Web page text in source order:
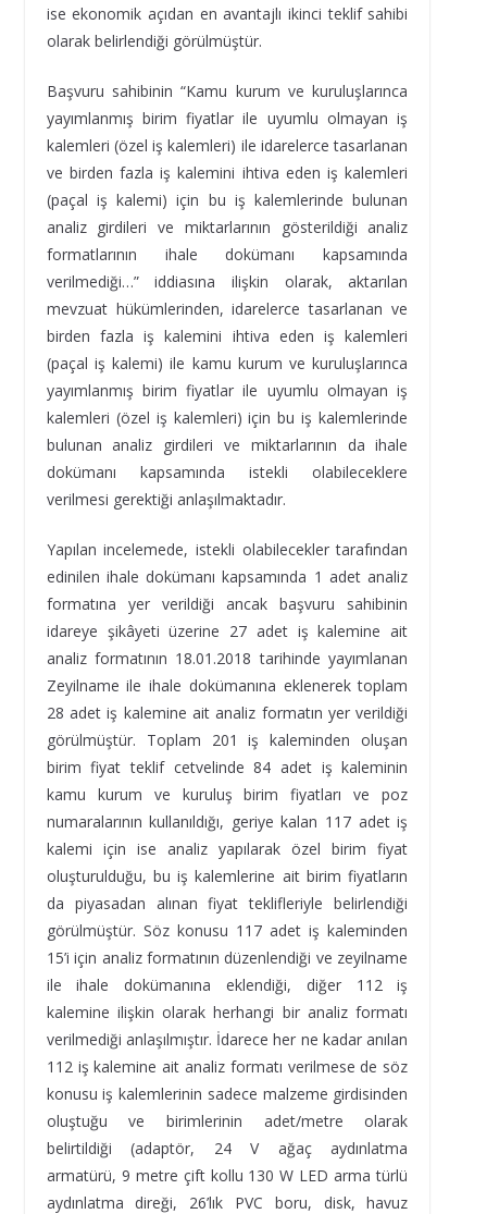
ise ekonomik açıdan en avantajlı ikinci teklif sahibi
olarak belirlendiği görülmüştür.
Başvuru sahibinin “Kamu kurum ve kuruluşlarınca
yayımlanmış birim fiyatlar ile uyumlu olmayan iş
kalemleri (özel iş kalemleri) ile idarelerce tasarlanan
ve birden fazla iş kalemini ihtiva eden iş kalemleri
(paçal iş kalemi) için bu iş kalemlerinde bulunan
analiz girdileri ve miktarlarının gösterildiği analiz
formatlarının ihale dokümanı kapsamında
verilmediği…” iddiasına ilişkin olarak, aktarılan
mevzuat hükümlerinden, idarelerce tasarlanan ve
birden fazla iş kalemini ihtiva eden iş kalemleri
(paçal iş kalemi) ile kamu kurum ve kuruluşlarınca
yayımlanmış birim fiyatlar ile uyumlu olmayan iş
kalemleri (özel iş kalemleri) için bu iş kalemlerinde
bulunan analiz girdileri ve miktarlarının da ihale
dokümanı kapsamında istekli olabileceklere
verilmesi gerektiği anlaşılmaktadır.
Yapılan incelemede, istekli olabilecekler tarafından
edinilen ihale dokümanı kapsamında 1 adet analiz
formatına yer verildiği ancak başvuru sahibinin
idareye şikâyeti üzerine 27 adet iş kalemine ait
analiz formatının 18.01.2018 tarihinde yayımlanan
Zeyilname ile ihale dokümanına eklenerek toplam
28 adet iş kalemine ait analiz formatın yer verildiği
görülmüştür. Toplam 201 iş kaleminden oluşan
birim fiyat teklif cetvelinde 84 adet iş kaleminin
kamu kurum ve kuruluş birim fiyatları ve poz
numaralarının kullanıldığı, geriye kalan 117 adet iş
kalemi için ise analiz yapılarak özel birim fiyat
oluşturulduğu, bu iş kalemlerine ait birim fiyatların
da piyasadan alınan fiyat teklifleriyle belirlendiği
görülmüştür. Söz konusu 117 adet iş kaleminden
15’i için analiz formatının düzenlendiği ve zeyilname
ile ihale dokümanına eklendiği, diğer 112 iş
kalemine ilişkin olarak herhangi bir analiz formatı
verilmediği anlaşılmıştır. İdarece her ne kadar anılan
112 iş kalemine ait analiz formatı verilmese de söz
konusu iş kalemlerinin sadece malzeme girdisinden
oluştuğu ve birimlerinin adet/metre olarak
belirtildiği (adaptör, 24 V ağaç aydınlatma
armatürü, 9 metre çift kollu 130 W LED arma türlü
aydınlatma direği, 26’lık PVC boru, disk, havuz